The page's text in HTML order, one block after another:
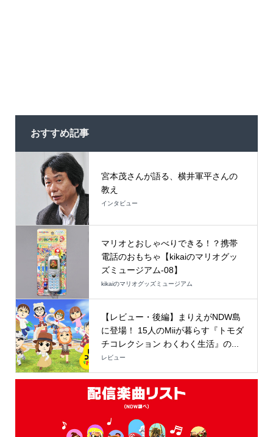
おすすめ記事
宮本茂さんが語る、横井軍平さんの
教え
インタビュー
マリオとおしゃべりできる！？携帯
電話のおもちゃ【kikaiのマリオグッ
ズミュージアム-08】
kikaiのマリオグッズミュージアム
【レビュー・後編】まりえがNDW島
に登場！ 15人のMiiが暮らす『トモダ
チコレクション わくわく生活』の...
レビュー